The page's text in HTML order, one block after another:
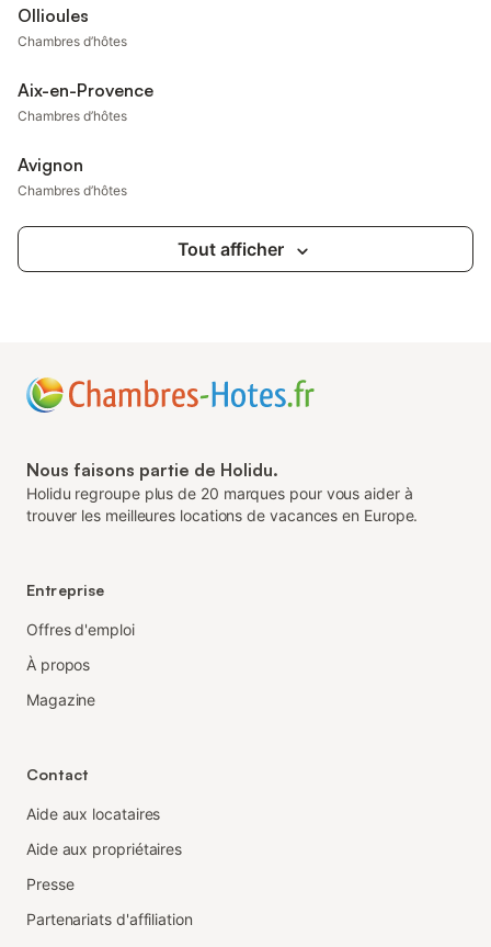
Ollioules
Chambres d’hôtes
Aix-en-Provence
Chambres d’hôtes
Avignon
Chambres d’hôtes
Tout afficher
Nous faisons partie de Holidu.
Holidu regroupe plus de 20 marques pour vous aider à
trouver les meilleures locations de vacances en Europe.
Entreprise
Offres d'emploi
À propos
Magazine
Contact
Aide aux locataires
Aide aux propriétaires
Presse
Partenariats d'affiliation